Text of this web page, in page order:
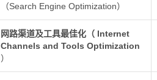
（Search Engine Optimization）
网路渠道及工具最佳化（ Internet
Channels and Tools Optimization
）